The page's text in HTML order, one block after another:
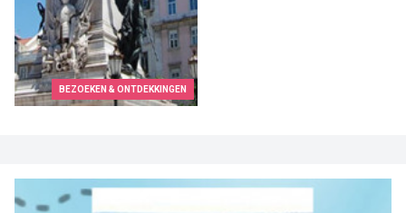
BEZOEKEN & ONTDEKKINGEN